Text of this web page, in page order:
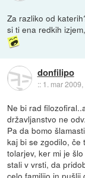
Za razliko od
si ti ena redkih
donfilipo
:: 1. mar 2009,
Ne bi rad
državljanstvo ne
Pa da bomo
kaj bi se zgodilo, če
tolarjev, ker mi je
stali v vrsti, da